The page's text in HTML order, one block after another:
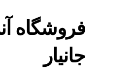
فروشگاه
جانیار